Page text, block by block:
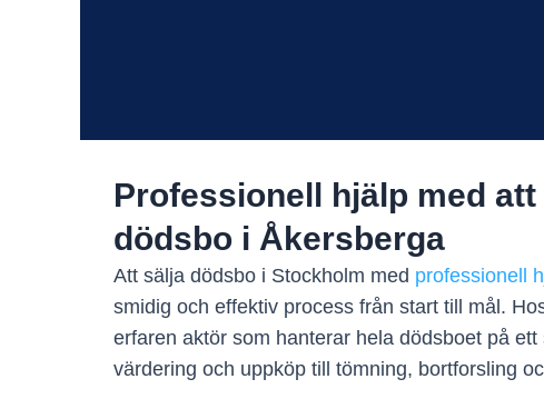
Professionell hjälp med
dödsbo i Åkersberga
Att sälja dödsbo i Stockholm med professionell
smidig och effektiv process från start till mål.
erfaren aktör som hanterar hela dödsboet på
värdering och uppköp till tömning, bortforsling